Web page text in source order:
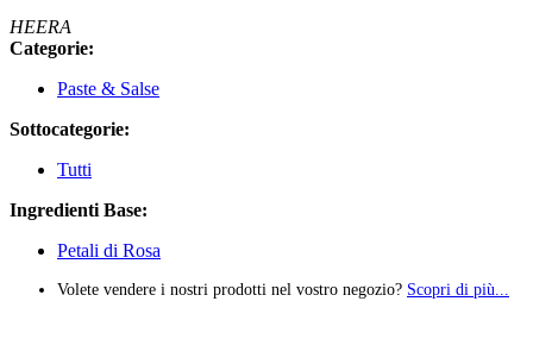
HEERA
Categorie:
Paste & Salse
Sottocategorie:
Tutti
Ingredienti Base:
Petali di Rosa
Volete vendere i nostri prodotti nel vostro negozio? Scopri di più...